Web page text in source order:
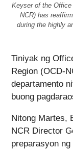
Keyser of the Office
NCR) has
during the highly
Tiniyak ng
Region (OCD-
departamento
buong
Nitong Martes,
NCR Director
preparasyon